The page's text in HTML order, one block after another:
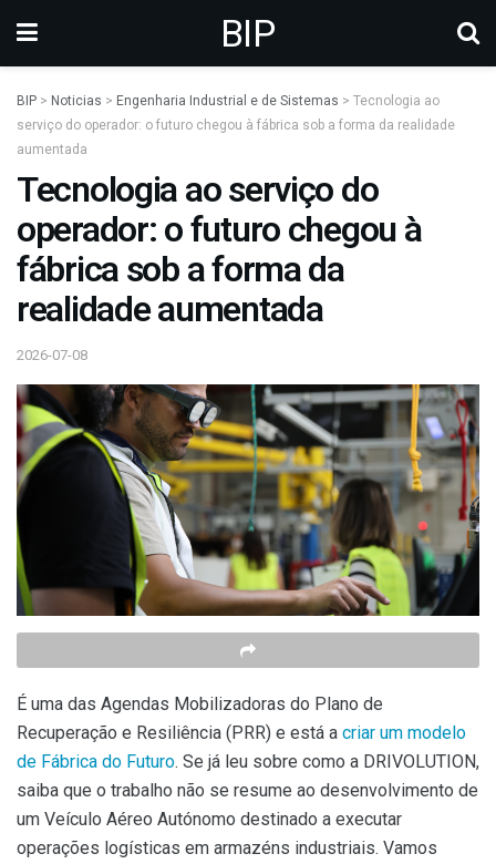
BIP
BIP > Noticias > Engenharia Industrial e de Sistemas > Tecnologia ao
serviço do operador: o futuro chegou à fábrica sob a forma da realidade
aumentada
Tecnologia ao serviço do
operador: o futuro chegou à
fábrica sob a forma da
realidade aumentada
2026-07-08
É uma das Agendas Mobilizadoras do Plano de
Recuperação e Resiliência (PRR) e está a criar um modelo
de Fábrica do Futuro. Se já leu sobre como a DRIVOLUTION,
saiba que o trabalho não se resume ao desenvolvimento de
um Veículo Aéreo Autónomo destinado a executar
operações logísticas em armazéns industriais. Vamos